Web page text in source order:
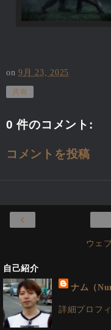
on9月 23, 2025
共有
0 件のコメント:
コメントを投稿
‹
ウェ
自己紹介
ナム（
詳細プロフ